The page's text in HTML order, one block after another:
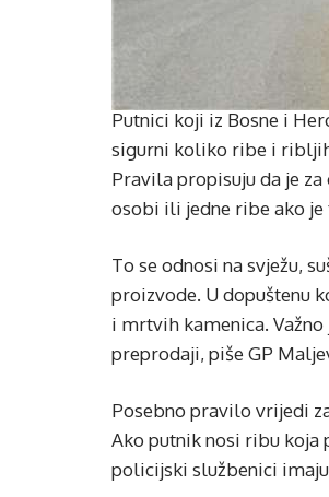
Putnici koji iz Bosne i
sigurni koliko ribe i
Pravila propisuju da je
osobi ili jedne ribe ako
To se odnosi na svježu,
proizvode. U dopuštenu
i mrtvih kamenica.
preprodaji, piše GP
Posebno pravilo vrijedi
Ako putnik nosi ribu koja
policijski službenici